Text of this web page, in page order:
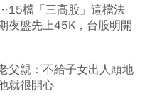
檔「三高股」這檔法
夜盤先上45K，台股明開
父親：不給子女出人頭地
就很開心